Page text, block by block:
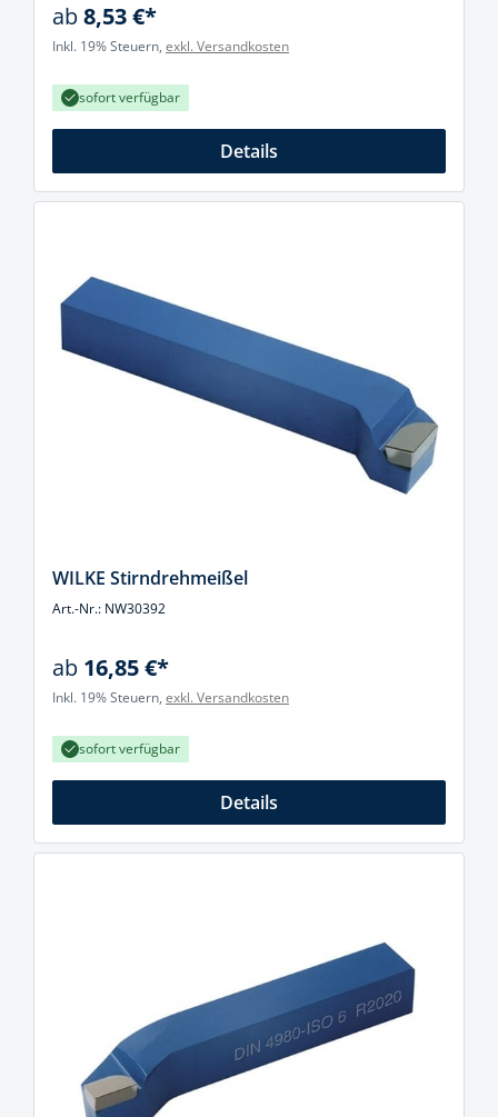
ab8,53 €*
Inkl. 19% Steuern, exkl. Versandkosten
sofort verfügbar
Details
WILKE Stirndrehmeißel
Art.-Nr.: NW30392
ab 16,85 €*
Inkl. 19% Steuern, exkl. Versandkosten
sofort verfügbar
Details